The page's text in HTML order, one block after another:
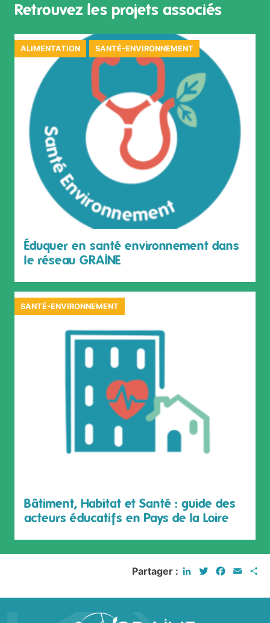
Retrouvez les projets associés
ALIMENTATION SANTÉ-ENVIRONNEMENT
Éduquer en santé environnement dans
le réseau GRAINE
SANTÉ-ENVIRONNEMENT
Bâtiment, Habitat et Santé : guide des
acteurs éducatifs en Pays de la Loire
Partager : LinkedInTwitter Email